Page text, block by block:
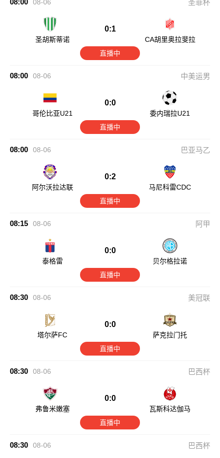
08:00 08-06 圣菲杯
圣胡斯蒂诺
0:1
CA胡里奥拉斐拉
直播中
08:00 08-06 中美运男
哥伦比亚U21
0:0
委内瑞拉U21
直播中
08:00 08-06 巴亚马乙
阿尔沃拉达联
0:2
马尼科雷CDC
直播中
08:15 08-06 阿甲
泰格雷
0:0
贝尔格拉诺
直播中
08:30 08-06 美冠联
塔尔萨FC
0:0
萨克拉门托
直播中
08:30 08-06 巴西杯
弗鲁米嫩塞
0:0
瓦斯科达伽马
直播中
08:30 08-06 巴西杯